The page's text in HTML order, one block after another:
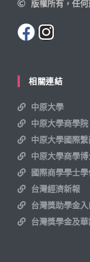
版權所有，任
相關連結
中原大學
中原大學商學院
中原大學國際
中原大學商學
國際商學學士
台灣經濟新報
台灣獎助學金
台灣獎學金及